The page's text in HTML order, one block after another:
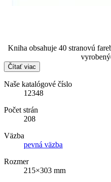
Kniha obsahuje 40 stranovú
Čítať viac
Naše katalógové číslo
12348
Počet strán
208
Väzba
pevná väzba
Rozmer
215×303 mm